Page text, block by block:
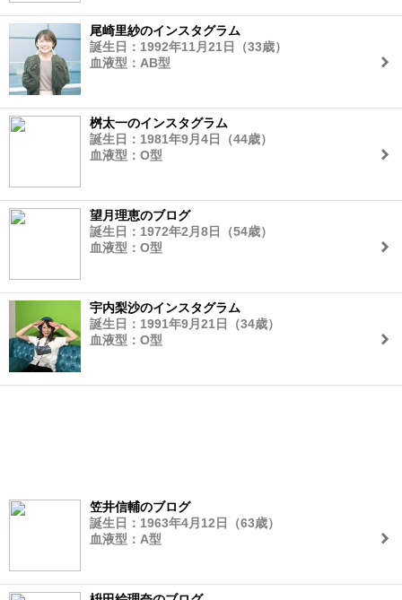
尾崎里紗のインスタグラム
誕生日：1992年11月21日（33歳）
血液型：AB型
桝太一のインスタグラム
誕生日：1981年9月4日（44歳）
血液型：O型
望月理恵のブログ
誕生日：1972年2月8日（54歳）
血液型：O型
宇内梨沙のインスタグラム
誕生日：1991年9月21日（34歳）
血液型：O型
笠井信輔のブログ
誕生日：1963年4月12日（63歳）
血液型：A型